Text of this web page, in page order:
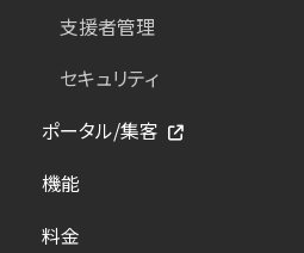
支援者管理
セキュリティ
ポータル/集客
機能
料金